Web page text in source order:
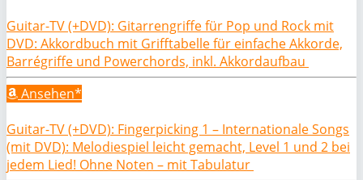
Guitar-TV (+DVD): Gitarrengriffe für Pop und Rock mit
DVD: Akkordbuch mit Grifftabelle für einfache Akkorde,
Barrégriffe und Powerchords, inkl. Akkordaufbau
Ansehen*
Guitar-TV (+DVD): Fingerpicking 1 – Internationale Songs
(mit DVD): Melodiespiel leicht gemacht, Level 1 und 2 bei
jedem Lied! Ohne Noten – mit Tabulatur